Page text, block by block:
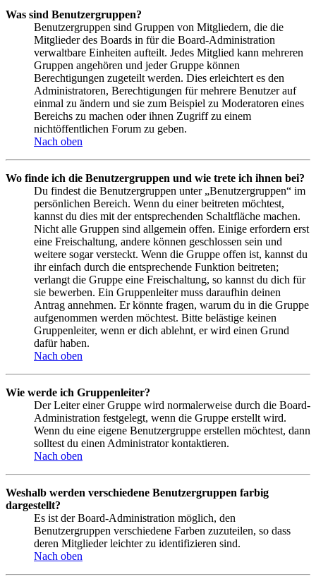
Was sind Benutzergruppen?
Benutzergruppen sind Gruppen von Mitgliedern, die die
Mitglieder des Boards in für die Board-Administration
verwaltbare Einheiten aufteilt. Jedes Mitglied kann mehreren
Gruppen angehören und jeder Gruppe können
Berechtigungen zugeteilt werden. Dies erleichtert es den
Administratoren, Berechtigungen für mehrere Benutzer auf
einmal zu ändern und sie zum Beispiel zu Moderatoren eines
Bereichs zu machen oder ihnen Zugriff zu einem
nichtöffentlichen Forum zu geben.
Nach oben
Wo finde ich die Benutzergruppen und wie trete ich ihnen bei?
Du findest die Benutzergruppen unter „Benutzergruppen“ im
persönlichen Bereich. Wenn du einer beitreten möchtest,
kannst du dies mit der entsprechenden Schaltfläche machen.
Nicht alle Gruppen sind allgemein offen. Einige erfordern erst
eine Freischaltung, andere können geschlossen sein und
weitere sogar versteckt. Wenn die Gruppe offen ist, kannst du
ihr einfach durch die entsprechende Funktion beitreten;
verlangt die Gruppe eine Freischaltung, so kannst du dich für
sie bewerben. Ein Gruppenleiter muss daraufhin deinen
Antrag annehmen. Er könnte fragen, warum du in die Gruppe
aufgenommen werden möchtest. Bitte belästige keinen
Gruppenleiter, wenn er dich ablehnt, er wird einen Grund
dafür haben.
Nach oben
Wie werde ich Gruppenleiter?
Der Leiter einer Gruppe wird normalerweise durch die Board-
Administration festgelegt, wenn die Gruppe erstellt wird.
Wenn du eine eigene Benutzergruppe erstellen möchtest, dann
solltest du einen Administrator kontaktieren.
Nach oben
Weshalb werden verschiedene Benutzergruppen farbig
dargestellt?
Es ist der Board-Administration möglich, den
Benutzergruppen verschiedene Farben zuzuteilen, so dass
deren Mitglieder leichter zu identifizieren sind.
Nach oben